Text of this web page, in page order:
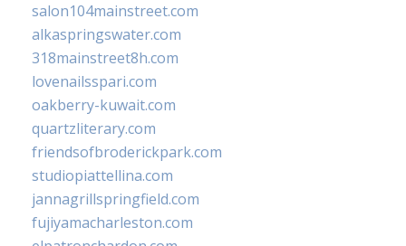
salon104mainstreet.com
alkaspringswater.com
318mainstreet8h.com
lovenailsspari.com
oakberry-kuwait.com
quartzliterary.com
friendsofbroderickpark.com
studiopiattellina.com
jannagrillspringfield.com
fujiyamacharleston.com